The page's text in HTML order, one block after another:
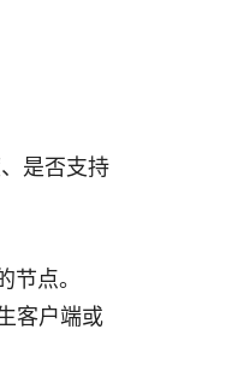
是否支持
点。
客户端或